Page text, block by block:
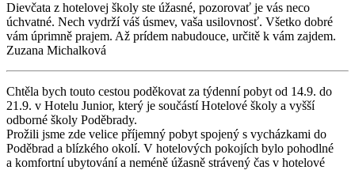
Dievčata z hotelovej školy ste úžasné, pozorovať je vás neco
úchvatné. Nech vydrží váš úsmev, vaša usilovnosť. Všetko dobré
vám úprimně prajem. Až prídem nabudouce, určitě k vám zajdem.
Zuzana Michalková
Chtěla bych touto cestou poděkovat za týdenní pobyt od 14.9. do
21.9. v Hotelu Junior, který je součástí Hotelové školy a vyšší
odborné školy Poděbrady.
Prožili jsme zde velice příjemný pobyt spojený s vycházkami do
Poděbrad a blízkého okolí. V hotelových pokojích bylo pohodlné
a komfortní ubytování a neméně úžasně strávený čas v hotelové